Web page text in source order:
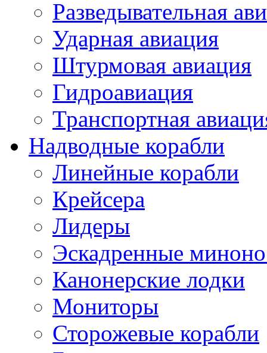
Разведывательная
Ударная авиация
Штурмовая авиация
Гидроавиация
Транспортная
Надводные корабли
Линейные корабли
Крейсера
Лидеры
Эскадренные
Канонерские лодки
Мониторы
Сторожевые корабли